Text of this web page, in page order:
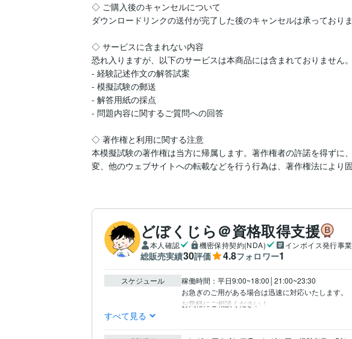
◇ ご購入後のキャンセルについて
ダウンロードリンクの送付が完了した後のキャンセルは承っておりま
◇ サービスに含まれない内容
恐れ入りますが、以下のサービスは本商品には含まれておりません。
- 経験記述作文の解答試案
- 模擬試験の郵送
- 解答用紙の採点
- 問題内容に関するご質問への回答
◇ 著作権と利用に関する注意
本模擬試験の著作権は当方に帰属します。著作権者の許諾を得ずに
変、他のウェブサイトへの転載などを行う行為は、著作権法により
どぼくじら＠資格取得支援
本人確認 機密保持契約(NDA) インボイス発行事
総販売実績30評価 4.8フォロワー1
スケジュール
稼働時間：平日9:00~18:00│21:00~23:30
お急ぎのご用がある場合は迅速に対応いたします。
お気軽にご相談ください！
すべて見る